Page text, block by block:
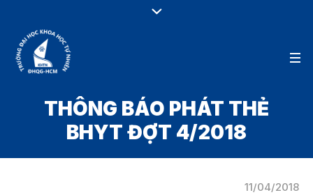
THÔNG BÁO PHÁT THẺ
BHYT ĐỢT 4/2018
11/04/2018